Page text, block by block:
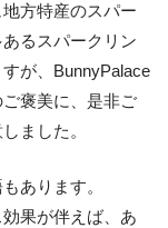
方特産のスパー
るスパークリン
が、BunnyPalace
褒美に、是非ご
ました。
あります。
果が伴えば、あ